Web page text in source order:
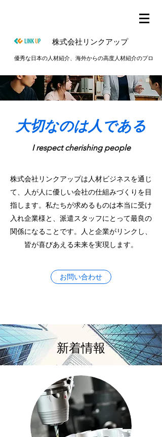
株式会社リンクアップ
優秀な日本の人材紹介、海外からの高度人材紹介のプロ
​大切なのは人である
I respect cherishing people
株式会社リンクアップは人材ビジネスを通じ
て、人が人に優しい会社の仕組みづくりを目
指します。私たちが求めるものは本当に受け
入れ企業様と、派遣スタッフにとって最良の
関係になることです。​人と企業がリンクし、
皆が喜びあえる未来を実現します。
お問い合わせ
​新着情報
最新情報を全て見る